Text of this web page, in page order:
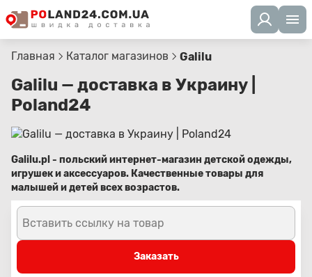
Главная Каталог магазинов Galilu
Galilu — доставка в Украину |
Poland24
Galilu.pl - польский интернет-магазин детской одежды,
игрушек и аксессуаров. Качественные товары для
малышей и детей всех возрастов.
Вставить ссылку на товар
Заказать